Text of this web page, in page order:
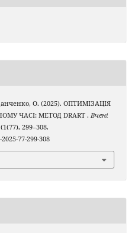
О. (2025). ОПТИМІЗАЦІЯ
ЧАСІ: МЕТОД DRART . Вчені
299–308.
77-299-308